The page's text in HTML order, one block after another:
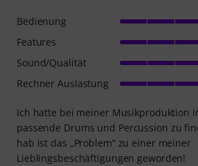
Ich hatte bei meiner Musikproduktion
passende Drums und Percussion zu
hab ist das „Problem“ zu einer meiner
Lieblingsbeschäftigungen geworden!
Bedienung
Features
Sound/Qualität
Rechner Auslastung